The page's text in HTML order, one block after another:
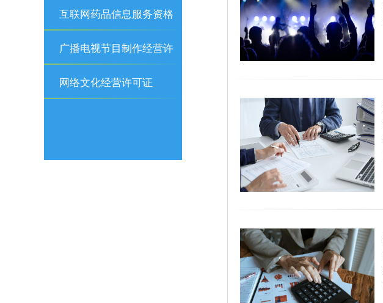
互联网药品信息服务资格
证
广播电视节目制作经营许
可证
网络文化经营许可证